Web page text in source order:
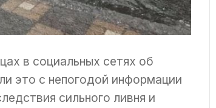
в социальных сетях об
это с непогодой информации
сильного ливня и